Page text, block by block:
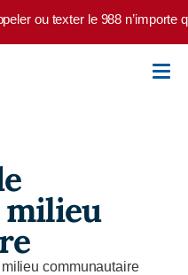
ou texter le 988 n’importe
communautaire